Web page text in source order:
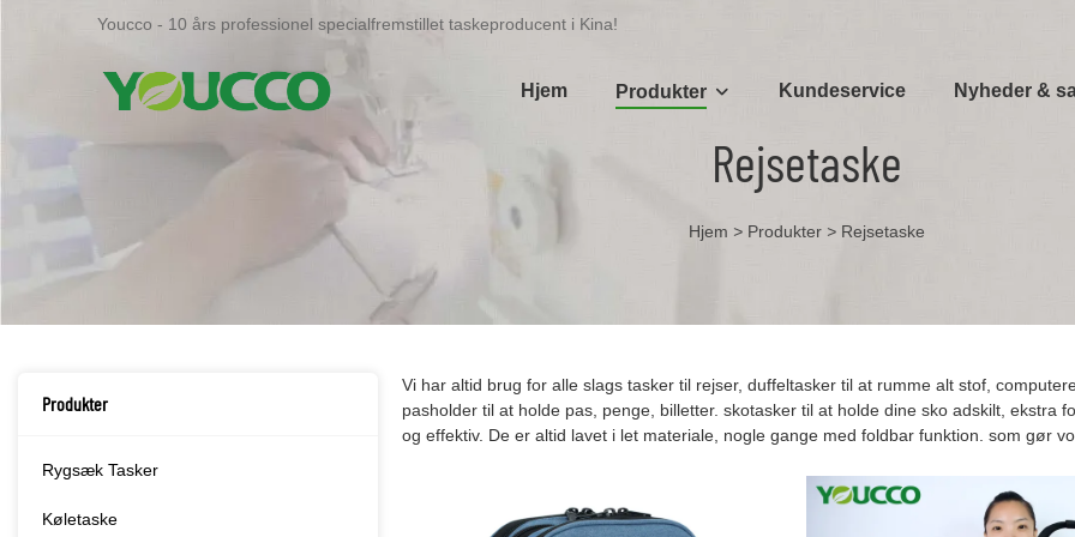
Youcco - 10 års professionel specialfremstillet taskeproducent i Kina!
Hjem Produkter Kundeservice Nyheder &
Rejsetaske
Hjem > Produkter > Rejsetaske
Produkter
Rygsæk Tasker
Køletaske
Vi har altid brug for alle slags tasker til rejser, duffeltasker til at rumme alt stof,
pasholder til at holde pas, penge, billetter. skotasker til at holde dine sko adskilt, ekstra
og effektiv. De er altid lavet i let materiale, nogle gange med foldbar funktion. som gør